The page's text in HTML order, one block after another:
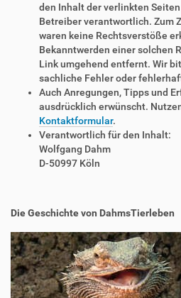
den Inhalt der verlinkten
Betreiber verantwortlich. Zum
waren keine Rechtsverstöße
Bekanntwerden einer solchen
Link umgehend entfernt. Wir
sachliche Fehler oder
Auch Anregungen, Tipps und
ausdrücklich erwünscht.
Kontaktformular.
Verantwortlich für den Inhalt:
Wolfgang Dahm
D-50997 Köln
Die Geschichte von DahmsTierleben